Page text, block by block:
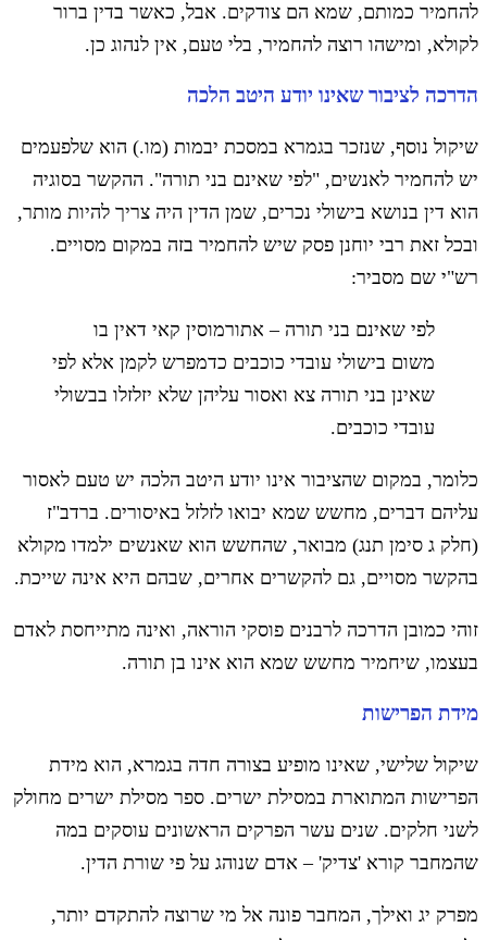
להחמיר כמותם, שמא הם צודקים. אבל, כאשר בדין ברור
לקולא, ומישהו רוצה להחמיר, בלי טעם, אין לנהוג כן.
הדרכה לציבור שאינו יודע היטב הלכה
שיקול נוסף, שנזכר בגמרא במסכת יבמות (מו.) הוא שלפעמים
יש להחמיר לאנשים, "לפי שאינם בני תורה". ההקשר בסוגיה
הוא דין בנושא בישולי נכרים, שמן הדין היה צריך להיות מותר,
ובכל זאת רבי יוחנן פסק שיש להחמיר בזה במקום מסויים.
רש"י שם מסביר:
לפי שאינם בני תורה – אתורמוסין קאי דאין בו
משום בישולי עובדי כוכבים כדמפרש לקמן אלא לפי
שאינן בני תורה צא ואסור עליהן שלא יזלזלו בבשולי
עובדי כוכבים.
כלומר, במקום שהציבור אינו יודע היטב הלכה יש טעם לאסור
עליהם דברים, מחשש שמא יבואו לזלזל באיסורים. ברדב"ז
(חלק ג סימן תנג) מבואר, שהחשש הוא שאנשים ילמדו מקולא
בהקשר מסויים, גם להקשרים אחרים, שבהם היא אינה שייכת.
זוהי כמובן הדרכה לרבנים פוסקי הוראה, ואינה מתייחסת לאדם
בעצמו, שיחמיר מחשש שמא הוא אינו בן תורה.
מידת הפרישות
שיקול שלישי, שאינו מופיע בצורה חדה בגמרא, הוא מידת
הפרישות המתוארת במסילת ישרים. ספר מסילת ישרים מחולק
לשני חלקים. שנים עשר הפרקים הראשונים עוסקים במה
שהמחבר קורא 'צדיק' – אדם שנוהג על פי שורת הדין.
מפרק יג ואילך, המחבר פונה אל מי שרוצה להתקדם יותר,